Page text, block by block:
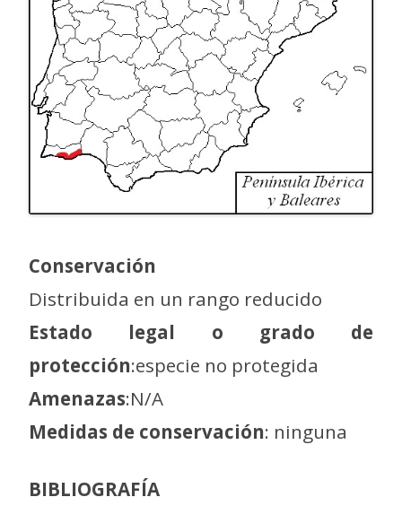
Conservación
Distribuida en un rango reducido
Estado legal o grado de
protección:especie no protegida
Amenazas:N/A
Medidas de conservación: ninguna
BIBLIOGRAFÍA